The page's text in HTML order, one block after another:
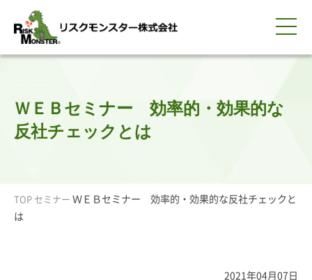
0120-259-440
会員ログイン
簡体中文
ENGLISH
ＷＥＢセミナー 効率的・効果的な
反社チェックとは
TOP セミナー ＷＥＢセミナー 効率的・効果的な反社チェックと
は
2021年04月07日